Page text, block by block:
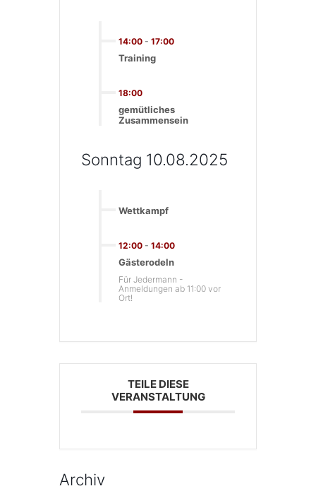
14:00 - 17:00
Training
18:00
gemütliches
Zusammensein
Sonntag 10.08.2025
Wettkampf
12:00 - 14:00
Gästerodeln
Für Jedermann -
Anmeldungen ab 11:00 vor
Ort!
TEILE DIESE
VERANSTALTUNG
Archiv